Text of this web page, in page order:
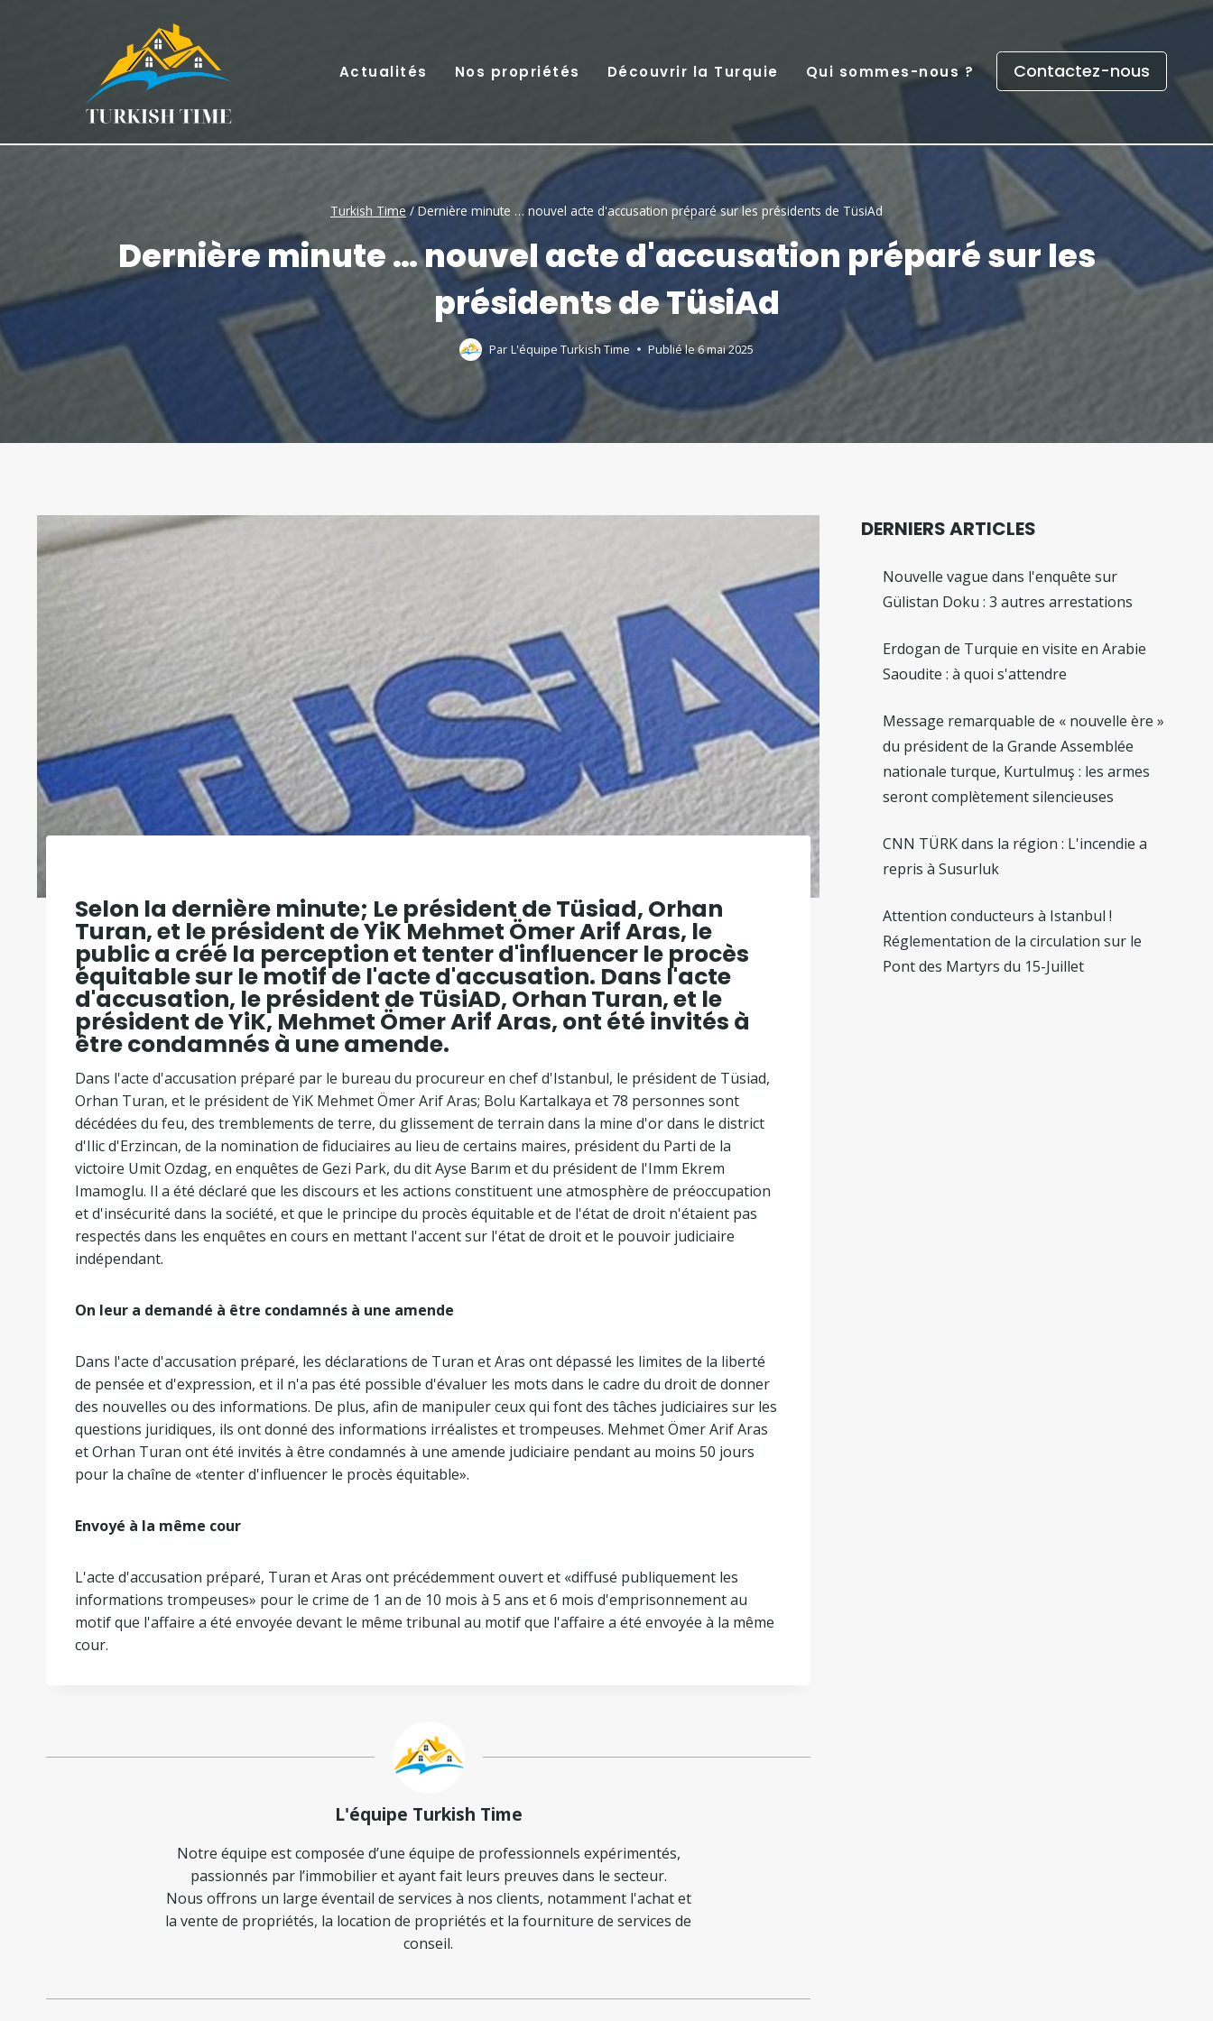
Actualités Nos propriétés Découvrir la Turquie Qui sommes-nous ? Contactez-nous
Turkish Time/Dernière minute … nouvel acte d'accusation préparé sur les présidents de TüsiAd
Dernière minute … nouvel acte d'accusation préparé sur les
présidents de TüsiAd
Par L'équipe Turkish Time Publié le 6 mai 2025
Selon la dernière minute; Le président de Tüsiad, Orhan
Turan, et le président de YiK Mehmet Ömer Arif Aras, le
public a créé la perception et tenter d'influencer le procès
équitable sur le motif de l'acte d'accusation. Dans l'acte
d'accusation, le président de TüsiAD, Orhan Turan, et le
président de YiK, Mehmet Ömer Arif Aras, ont été invités à
être condamnés à une amende.
Dans l'acte d'accusation préparé par le bureau du procureur en chef d'Istanbul, le président de Tüsiad,
Orhan Turan, et le président de YiK Mehmet Ömer Arif Aras; Bolu Kartalkaya et 78 personnes sont
décédées du feu, des tremblements de terre, du glissement de terrain dans la mine d'or dans le district
d'Ilic d'Erzincan, de la nomination de fiduciaires au lieu de certains maires, président du Parti de la
victoire Umit Ozdag, en enquêtes de Gezi Park, du dit Ayse Barım et du président de l'Imm Ekrem
Imamoglu. Il a été déclaré que les discours et les actions constituent une atmosphère de préoccupation
et d'insécurité dans la société, et que le principe du procès équitable et de l'état de droit n'étaient pas
respectés dans les enquêtes en cours en mettant l'accent sur l'état de droit et le pouvoir judiciaire
indépendant.
On leur a demandé à être condamnés à une amende
Dans l'acte d'accusation préparé, les déclarations de Turan et Aras ont dépassé les limites de la liberté
de pensée et d'expression, et il n'a pas été possible d'évaluer les mots dans le cadre du droit de donner
des nouvelles ou des informations. De plus, afin de manipuler ceux qui font des tâches judiciaires sur les
questions juridiques, ils ont donné des informations irréalistes et trompeuses. Mehmet Ömer Arif Aras
et Orhan Turan ont été invités à être condamnés à une amende judiciaire pendant au moins 50 jours
pour la chaîne de «tenter d'influencer le procès équitable».
Envoyé à la même cour
L'acte d'accusation préparé, Turan et Aras ont précédemment ouvert et «diffusé publiquement les
informations trompeuses» pour le crime de 1 an de 10 mois à 5 ans et 6 mois d'emprisonnement au
motif que l'affaire a été envoyée devant le même tribunal au motif que l'affaire a été envoyée à la même
cour.
L'équipe Turkish Time
Notre équipe est composée d’une équipe de professionnels expérimentés,
passionnés par l’immobilier et ayant fait leurs preuves dans le secteur.
Nous offrons un large éventail de services à nos clients, notamment l'achat et
la vente de propriétés, la location de propriétés et la fourniture de services de
conseil.
DERNIERS ARTICLES
Nouvelle vague dans l'enquête sur
Gülistan Doku : 3 autres arrestations
Erdogan de Turquie en visite en Arabie
Saoudite : à quoi s'attendre
Message remarquable de « nouvelle ère »
du président de la Grande Assemblée
nationale turque, Kurtulmuş : les armes
seront complètement silencieuses
CNN TÜRK dans la région : L'incendie a
repris à Susurluk
Attention conducteurs à Istanbul !
Réglementation de la circulation sur le
Pont des Martyrs du 15-Juillet